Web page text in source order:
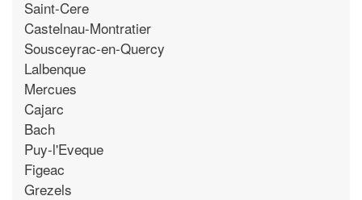
Saint-Cere
Castelnau-Montratier
Sousceyrac-en-Quercy
Lalbenque
Mercues
Cajarc
Bach
Puy-l'Eveque
Figeac
Grezels